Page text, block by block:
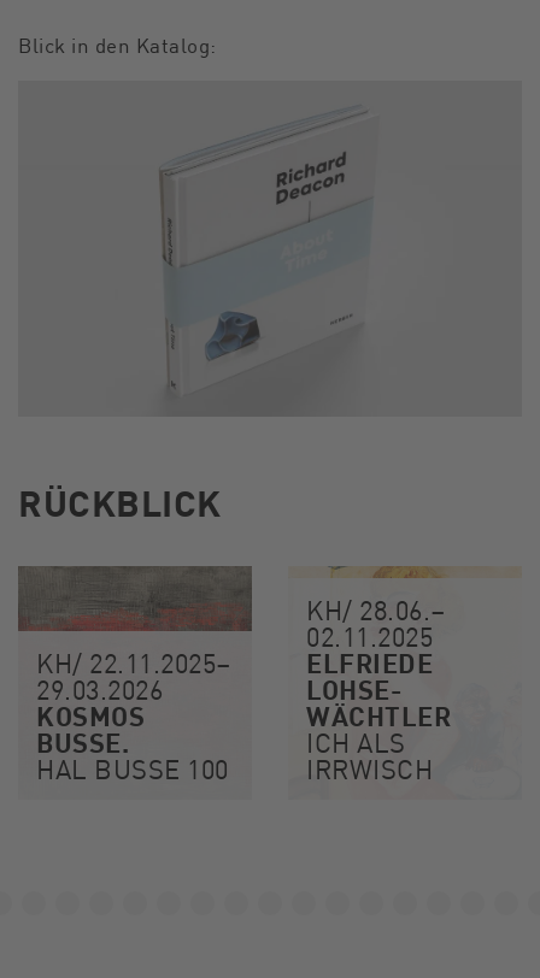
Blick in den Katalog:
RÜCKBLICK
KH/ 22.11.2025–
29.03.2026
KOSMOS
BUSSE.
HAL BUSSE 100
KH/ 28.06.–
02.11.2025
ELFRIEDE
LOHSE-
WÄCHTLER
ICH ALS
IRRWISCH